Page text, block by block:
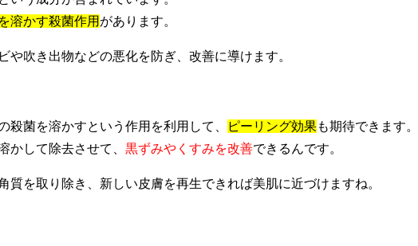
溶かす殺菌作用 があります。
や吹き出物などの悪化を防ぎ、改善に導けます。
殺菌を溶かすという作用を利用して、 ピーリング効果も期待できます。
かして除去させて、 黒ずみやくすみを改善できるんです。
質を取り除き、新しい皮膚を再生できれば美肌に近づけますね。